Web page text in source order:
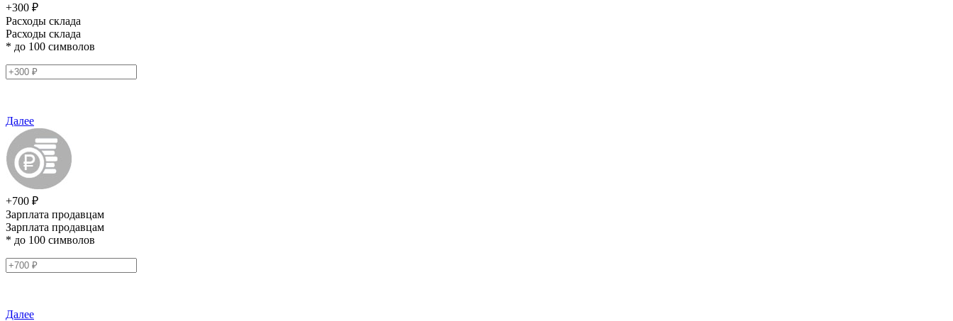
+300 ₽
Расходы склада
Расходы склада
* до 100 символов
Далее
+700 ₽
Зарплата продавцам
Зарплата продавцам
* до 100 символов
Далее